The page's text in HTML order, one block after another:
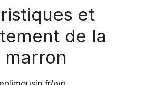
et
de la
marron